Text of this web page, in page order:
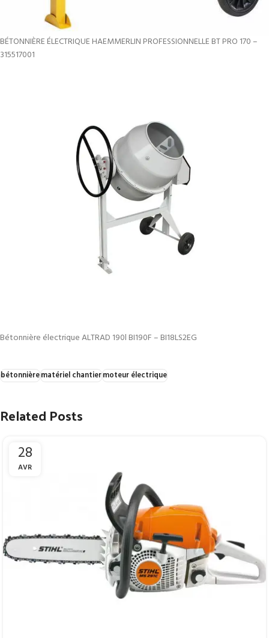
BÉTONNIÈRE ÉLECTRIQUE HAEMMERLIN PROFESSIONNELLE BT PRO 170 –
315517001
Bétonnière électrique ALTRAD 190l BI190F – BI18LS2EG
bétonnièrematériel chantiermoteur électrique
Related Posts
28
AVR